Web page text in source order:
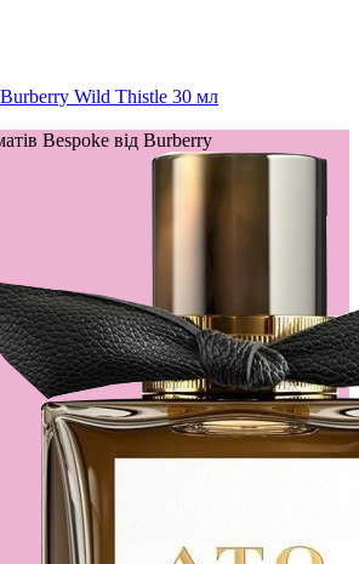
Burberry Wild Thistle 30 мл
Bespoke від Burberry